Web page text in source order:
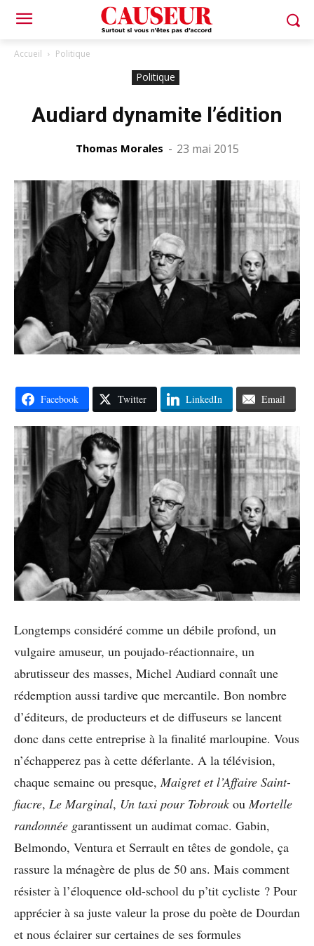
Accueil Politique
Politique
Audiard dynamite l’édition
Thomas Morales - 23 mai 2015
Facebook Twitter LinkedIn Email
Longtemps considéré comme un débile profond, un
vulgaire amuseur, un poujado-réactionnaire, un
abrutisseur des masses, Michel Audiard connaît une
rédemption aussi tardive que mercantile. Bon nombre
d’éditeurs, de producteurs et de diffuseurs se lancent
donc dans cette entreprise à la finalité marloupine. Vous
n’échapperez pas à cette déferlante. A la télévision,
chaque semaine ou presque, Maigret et l’Affaire Saint-
fiacre, Le Marginal, Un taxi pour Tobrouk ou Mortelle
randonnée garantissent un audimat comac. Gabin,
Belmondo, Ventura et Serrault en têtes de gondole, ça
rassure la ménagère de plus de 50 ans. Mais comment
résister à l’éloquence old-school du p’tit cycliste ? Pour
apprécier à sa juste valeur la prose du poète de Dourdan
et nous éclairer sur certaines de ses formules